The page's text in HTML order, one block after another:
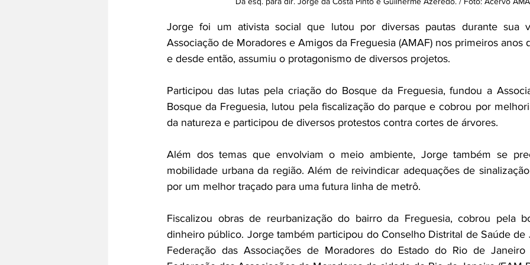
Jorge foi um ativista social que lutou por diversas pautas durante sua
Associação de Moradores e Amigos da Freguesia (AMAF) nos primeiros anos
e desde então, assumiu o protagonismo de diversos projetos.
Participou das lutas pela criação do Bosque da Freguesia, fundou a
Bosque da Freguesia, lutou pela fiscalização do parque e cobrou por
da natureza e participou de diversos protestos contra cortes de árvores.
Além dos temas que envolviam o meio ambiente, Jorge também se
mobilidade urbana da região. Além de reivindicar adequações de
por um melhor traçado para uma futura linha de metrô.
Fiscalizou obras de reurbanização do bairro da Freguesia, cobrou pela
dinheiro público. Jorge também participou do Conselho Distrital de Saúde de
Federação das Associações de Moradores do Estado do Rio de Janeiro